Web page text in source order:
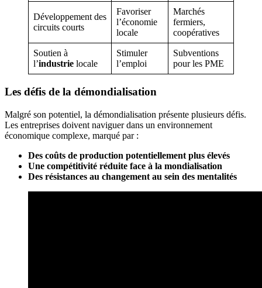
Développement des
circuits courts
Favoriser
l’économie
locale
Marchés
fermiers,
coopératives
Soutien à
l’industrie locale
Stimuler
l’emploi
Subventions
pour les PME
Les défis de la démondialisation
Malgré son potentiel, la démondialisation présente plusieurs défis.
Les entreprises doivent naviguer dans un environnement
économique complexe, marqué par :
Des coûts de production potentiellement plus élevés
Une compétitivité réduite face à la mondialisation
Des résistances au changement au sein des mentalités